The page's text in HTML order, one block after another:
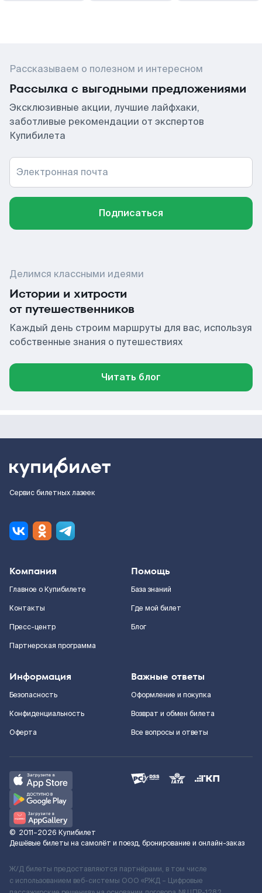
Рассказываем о полезном и интересном
Рассылка с выгодными предложениями
Эксклюзивные акции, лучшие лайфхаки,
заботливые рекомендации от экспертов
Купибилета
Электронная почта
Подписаться
Делимся классными идеями
Истории и хитрости
от путешественников
Каждый день строим маршруты для вас, используя
собственные знания о путешествиях
Читать блог
Сервис билетных лазеек
Компания
Главное о Купибилете
Контакты
Пресс-центр
Партнерская программа
Помощь
База знаний
Где мой билет
Блог
Информация
Безопасность
Конфиденциальность
Оферта
Важные ответы
Оформление и покупка
Возврат и обмен билета
Все вопросы и ответы
© 2011–2026 Купибилет
Дешёвые билеты на самолёт и поезд, бронирование и онлайн-заказ
Ж/Д билеты предоставляются партнёрами, в том числе
с использованием веб-системы ООО «РЖД – Цифровые